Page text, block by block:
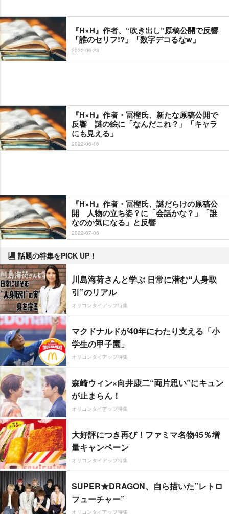
『H×H』作者、“吹き出し”原稿公開で反響
「誰のセリフ!?」「数字デコるなw」
2022-06-23
『H×H』作者・冨樫氏、新たな原稿公開で
反響 謎の絵に「なんだこれ？」「キャラ
にも見える」
2022-06-16
『H×H』作者・冨樫氏、謎だらけの原稿公
開 人物の立ち姿？に「会話かな？」「誰
なのか気になる」と反響
2022-07-06
話題の特集をPICK UP！
川島海荷さんと学ぶ 日常に潜む“人身取
引”のリアル
オリコンタイアップ特集
マクドナルドが40年にわたり支える「小
学生の甲子園」
オリコンタイアップ特集
森崎ウィン×向井康二“両片思い”にキュン
が止まらん！
オリコンタイアップ特集
大好評につき再び！ファミマ名物45％増
量キャンペーン
オリコンタイアップ特集
SUPER★DRAGON、自ら描いた”レトロ
フューチャー”
オリコンタイアップ特集